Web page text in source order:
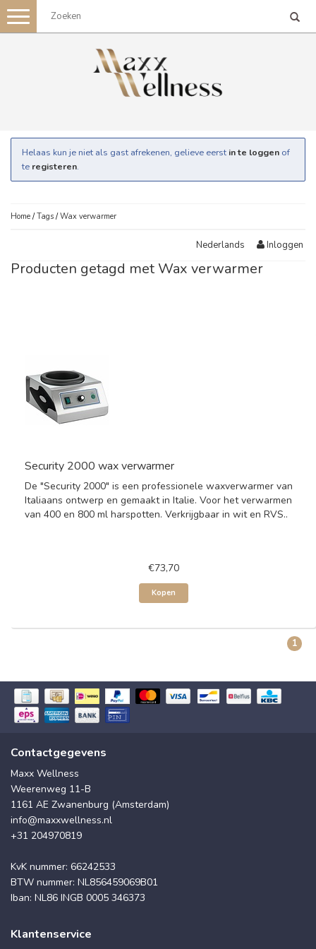
Toggle
navigation
Helaas kun je niet als gast afrekenen, gelieve eerst in te loggen of
te registeren.
Home /Tags /Wax verwarmer
Nederlands Inloggen
Producten getagd met Wax verwarmer
Security 2000 wax verwarmer
De "Security 2000" is een professionele waxverwarmer van
Italiaans ontwerp en gemaakt in Italie. Voor het verwarmen
van 400 en 800 ml harspotten. Verkrijgbaar in wit en RVS..
€73,70
Kopen
1
Contactgegevens
Maxx Wellness
Weerenweg 11-B
1161 AE Zwanenburg (Amsterdam)
info@maxxwellness.nl
+31 204970819
KvK nummer: 66242533
BTW nummer: NL856459069B01
Iban: NL86 INGB 0005 346373
Klantenservice